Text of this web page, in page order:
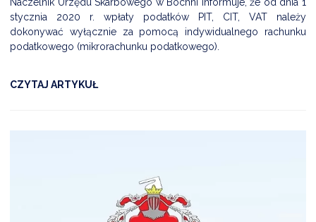
Naczelnik Urzędu Skarbowego w Bochni informuje, że od dnia 1
stycznia 2020 r. wpłaty podatków PIT, CIT, VAT należy
dokonywać wyłącznie za pomocą indywidualnego rachunku
podatkowego (mikrorachunku podatkowego).
CZYTAJ ARTYKUŁ